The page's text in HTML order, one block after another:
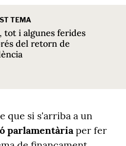
TEMA
tot i algunes ferides
del retorn de
que si s'arriba a un
parlamentàriaper fer